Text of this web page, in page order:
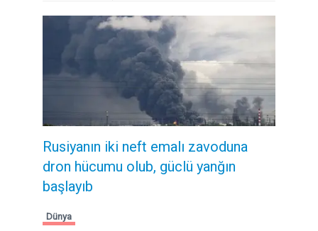
Rusiyanın iki neft emalı zavoduna
dron hücumu olub, güclü yanğın
başlayıb
Dünya